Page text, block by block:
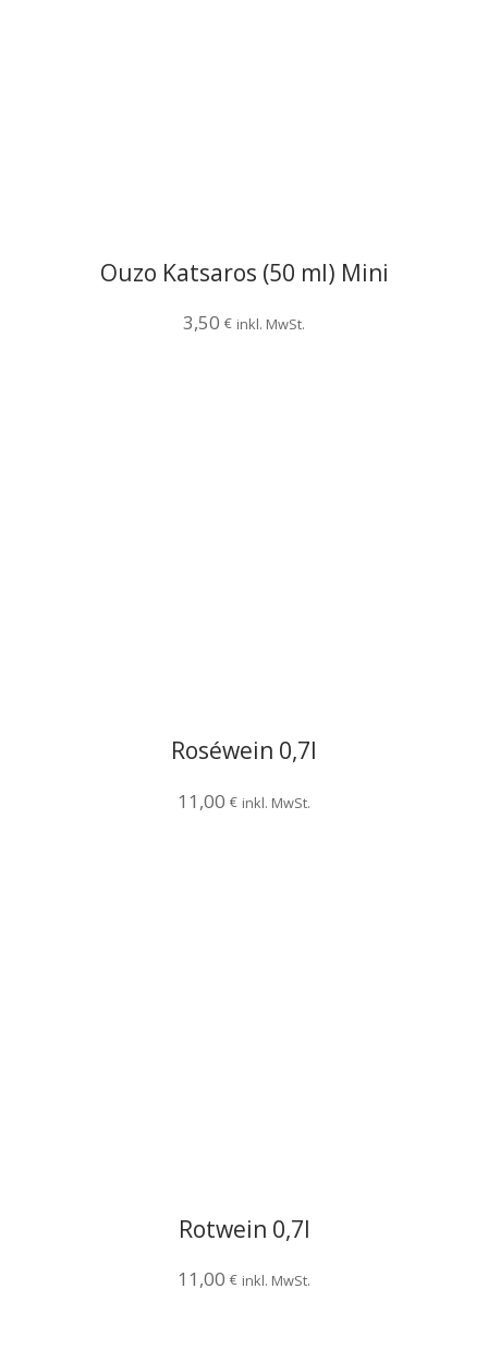
Ouzo Katsaros (50 ml) Mini
3,50 € inkl. MwSt.
Roséwein 0,7l
11,00 € inkl. MwSt.
Rotwein 0,7l
11,00 € inkl. MwSt.